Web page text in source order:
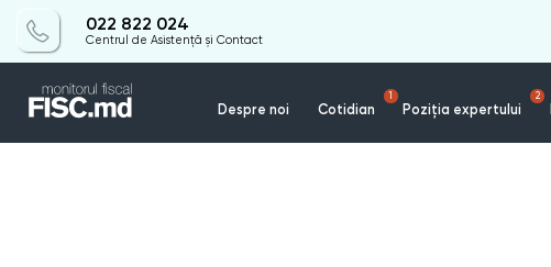
022 822 024
Centrul de Asistență și Contact
Despre noi Cotidian
1
Poziția expertului
2